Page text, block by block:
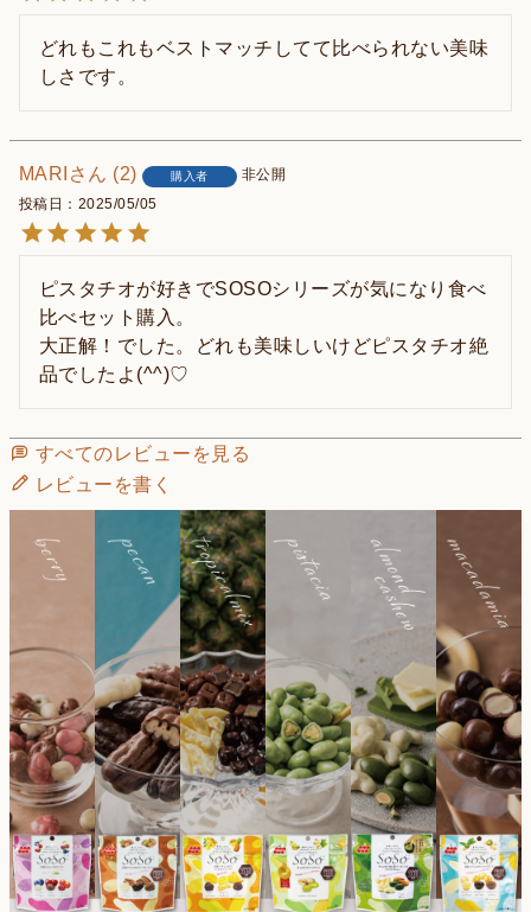
どれもこれもベストマッチしてて比べられない美味
しさです。
MARI 2 購入者
非公開
投稿日
2025/05/05
ピスタチオが好きでSOSOシリーズが気になり食べ
比べセット購入。
大正解！でした。どれも美味しいけどピスタチオ絶
品でしたよ(^^)♡
すべてのレビューを見る
レビューを書く